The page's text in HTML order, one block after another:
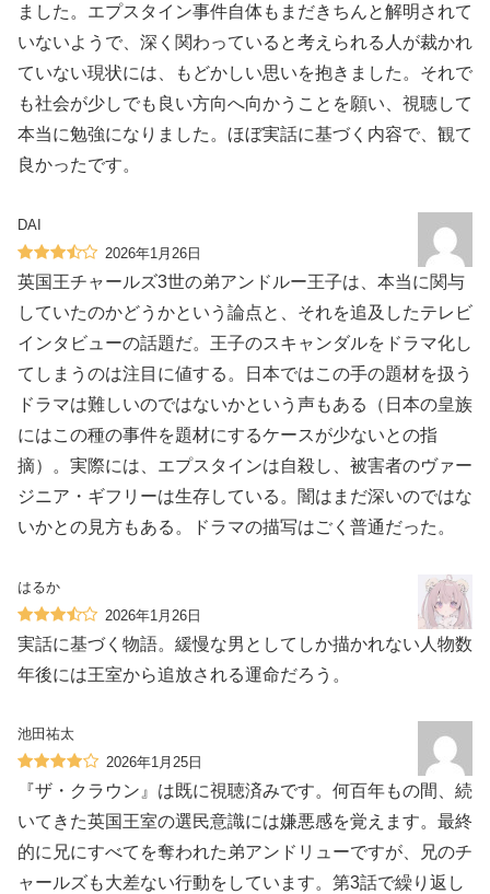
ました。エプスタイン事件自体もまだきちんと解明されて
いないようで、深く関わっていると考えられる人が裁かれ
ていない現状には、もどかしい思いを抱きました。それで
も社会が少しでも良い方向へ向かうことを願い、視聴して
本当に勉強になりました。ほぼ実話に基づく内容で、観て
良かったです。
DAI
2026年1月26日
英国王チャールズ3世の弟アンドルー王子は、本当に関与
していたのかどうかという論点と、それを追及したテレビ
インタビューの話題だ。王子のスキャンダルをドラマ化し
てしまうのは注目に値する。日本ではこの手の題材を扱う
ドラマは難しいのではないかという声もある（日本の皇族
にはこの種の事件を題材にするケースが少ないとの指
摘）。実際には、エプスタインは自殺し、被害者のヴァー
ジニア・ギフリーは生存している。闇はまだ深いのではな
いかとの見方もある。ドラマの描写はごく普通だった。
はるか
2026年1月26日
実話に基づく物語。緩慢な男としてしか描かれない人物数
年後には王室から追放される運命だろう。
池田祐太
2026年1月25日
『ザ・クラウン』は既に視聴済みです。何百年もの間、続
いてきた英国王室の選民意識には嫌悪感を覚えます。最終
的に兄にすべてを奪われた弟アンドリューですが、兄のチ
ャールズも大差ない行動をしています。第3話で繰り返し